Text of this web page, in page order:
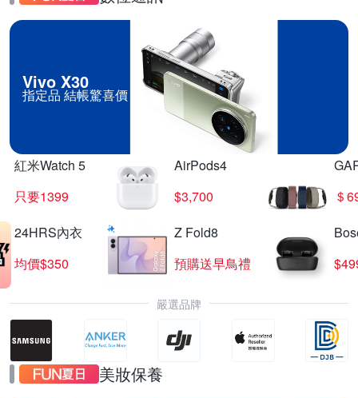
Vivo X30
指定品 結帳驚喜價
紅米Watch 5
只要1399
AirPods4
$3,700
＄
24HRS內衣
均價$350
Z Fold8
預購送早鳥禮
嚴選品牌
美妝保養